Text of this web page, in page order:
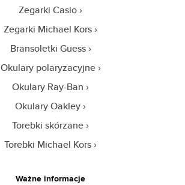
Zegarki Casio
Zegarki Michael Kors
Bransoletki Guess
Okulary polaryzacyjne
Okulary Ray-Ban
Okulary Oakley
Torebki skórzane
Torebki Michael Kors
Ważne informacje